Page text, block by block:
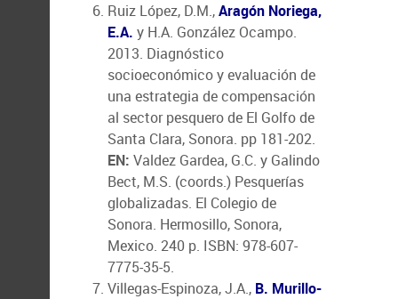
Ruiz López, D.M.,Aragón Noriega,
E.A. y H.A. González Ocampo.
2013. Diagnóstico
socioeconómico y evaluación de
una estrategia de compensación
al sector pesquero de El Golfo de
Santa Clara, Sonora. pp 181-202.
EN: Valdez Gardea, G.C. y Galindo
Bect, M.S. (coords.) Pesquerías
globalizadas. El Colegio de
Sonora. Hermosillo, Sonora,
Mexico. 240 p. ISBN: 978-607-
7775-35-5.
Villegas-Espinoza, J.A., B. Murillo-